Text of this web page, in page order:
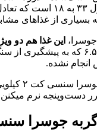
پروتئین به
بسیاری از غذاهای
این غذا هم دو
ادراری در بازه سالم
انجام نشده.
غذای
دست‌وپنجه نرم
گربه جوسرا